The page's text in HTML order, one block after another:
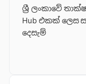
ශ්‍රී ලංකාවේ
Hub එකක් ලෙස
දෙසැම්